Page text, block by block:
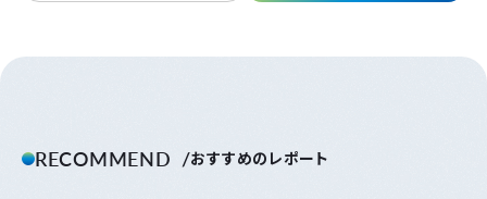
RECOMMEND おすすめのレポート